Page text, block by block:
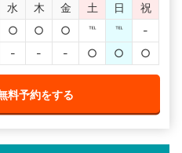
水 木 金 土 日
祝
○ ○ ○ ℡ ℡
-
- - - ○ ○ ○
料予約をする